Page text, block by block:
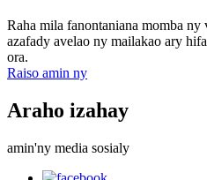
Raha mila fanontaniana momba
azafady avelao ny mailakao ary
ora.
Raiso amin ny
Araho izahay
amin'ny media sosialy